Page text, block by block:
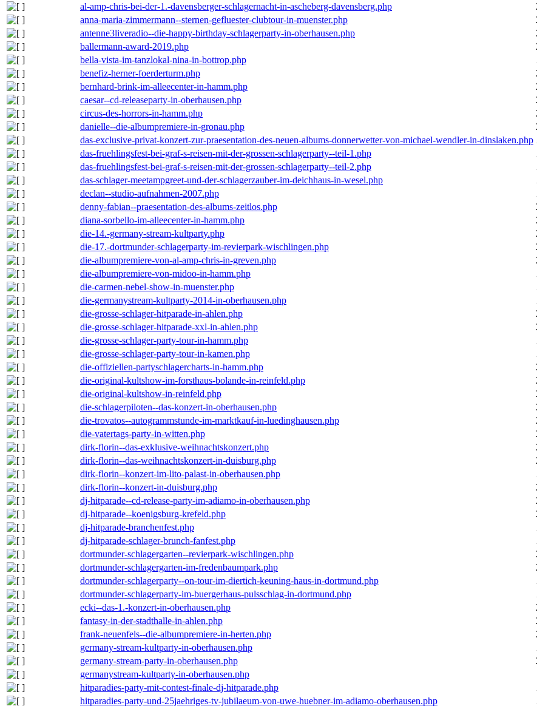
al-amp-chris-bei-der-1.-davensberger-schlagernacht-in-ascheberg-davensberg.php
anna-maria-zimmermann--sternen-gefluester-clubtour-in-muenster.php
antenne3liveradio--die-happy-birthday-schlagerparty-in-oberhausen.php
ballermann-award-2019.php
bella-vista-im-tanzlokal-nina-in-bottrop.php
benefiz-herner-foerderturm.php
bernhard-brink-im-alleecenter-in-hamm.php
caesar--cd-releaseparty-in-oberhausen.php
circus-des-horrors-in-hamm.php
danielle--die-albumpremiere-in-gronau.php
das-exclusive-privat-konzert-zur-praesentation-des-neuen-albums-donnerwetter-von-michael-wendler-in-dinslaken.php
das-fruehlingsfest-bei-graf-s-reisen-mit-der-grossen-schlagerparty--teil-1.php
das-fruehlingsfest-bei-graf-s-reisen-mit-der-grossen-schlagerparty--teil-2.php
das-schlager-meetampgreet-und-der-schlagerzauber-im-deichhaus-in-wesel.php
declan--studio-aufnahmen-2007.php
denny-fabian--praesentation-des-albums-zeitlos.php
diana-sorbello-im-alleecenter-in-hamm.php
die-14.-germany-stream-kultparty.php
die-17.-dortmunder-schlagerparty-im-revierpark-wischlingen.php
die-albumpremiere-von-al-amp-chris-in-greven.php
die-albumpremiere-von-midoo-in-hamm.php
die-carmen-nebel-show-in-muenster.php
die-germanystream-kultparty-2014-in-oberhausen.php
die-grosse-schlager-hitparade-in-ahlen.php
die-grosse-schlager-hitparade-xxl-in-ahlen.php
die-grosse-schlager-party-tour-in-hamm.php
die-grosse-schlager-party-tour-in-kamen.php
die-offiziellen-partyschlagercharts-in-hamm.php
die-original-kultshow-im-forsthaus-bolande-in-reinfeld.php
die-original-kultshow-in-reinfeld.php
die-schlagerpiloten--das-konzert-in-oberhausen.php
die-trovatos--autogrammstunde-im-marktkauf-in-luedinghausen.php
die-vatertags-party-in-witten.php
dirk-florin--das-exklusive-weihnachtskonzert.php
dirk-florin--das-weihnachtskonzert-in-duisburg.php
dirk-florin--konzert-im-lito-palast-in-oberhausen.php
dirk-florin--konzert-in-duisburg.php
dj-hitparade--cd-release-party-im-adiamo-in-oberhausen.php
dj-hitparade--koenigsburg-krefeld.php
dj-hitparade-branchenfest.php
dj-hitparade-schlager-brunch-fanfest.php
dortmunder-schlagergarten--revierpark-wischlingen.php
dortmunder-schlagergarten-im-fredenbaumpark.php
dortmunder-schlagerparty--on-tour-im-diertich-keuning-haus-in-dortmund.php
dortmunder-schlagerparty-im-buergerhaus-pulsschlag-in-dortmund.php
ecki--das-1.-konzert-in-oberhausen.php
fantasy-in-der-stadthalle-in-ahlen.php
frank-neuenfels--die-albumpremiere-in-herten.php
germany-stream-kultparty-in-oberhausen.php
germany-stream-party-in-oberhausen.php
germanystream-kultparty-in-oberhausen.php
hitparadies-party-mit-contest-finale-dj-hitparade.php
hitparadies-party-und-25jaehriges-tv-jubilaeum-von-uwe-huebner-im-adiamo-oberhausen.php